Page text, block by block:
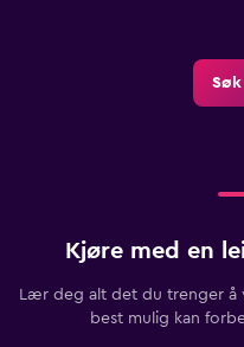
Kjøre med en
Lær deg alt det du trenger å
best mulig kan